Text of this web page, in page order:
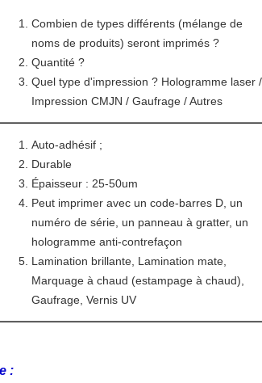
Combien de types différents (mélange de
noms de produits) seront imprimés ?
Quantité ?
Quel type d'impression ? Hologramme laser /
Impression CMJN / Gaufrage / Autres
Auto-adhésif ;
Durable
Épaisseur : 25-50um
Peut imprimer avec un code-barres D, un
numéro de série, un panneau à gratter, un
hologramme anti-contrefaçon
Lamination brillante, Lamination mate,
Marquage à chaud (estampage à chaud),
Gaufrage, Vernis UV
: